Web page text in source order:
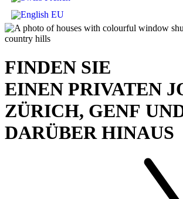
FINDEN SIE
EINEN PRIVATEN
ZÜRICH, GENF
DARÜBERHINAUS